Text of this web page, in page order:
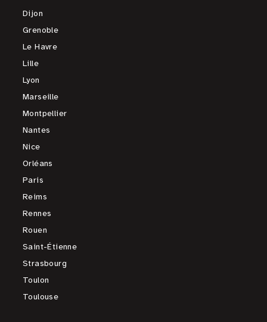
Dijon
Grenoble
Le Havre
Lille
Lyon
Marseille
Montpellier
Nantes
Nice
Orléans
Paris
Reims
Rennes
Rouen
Saint-Étienne
Strasbourg
Toulon
Toulouse